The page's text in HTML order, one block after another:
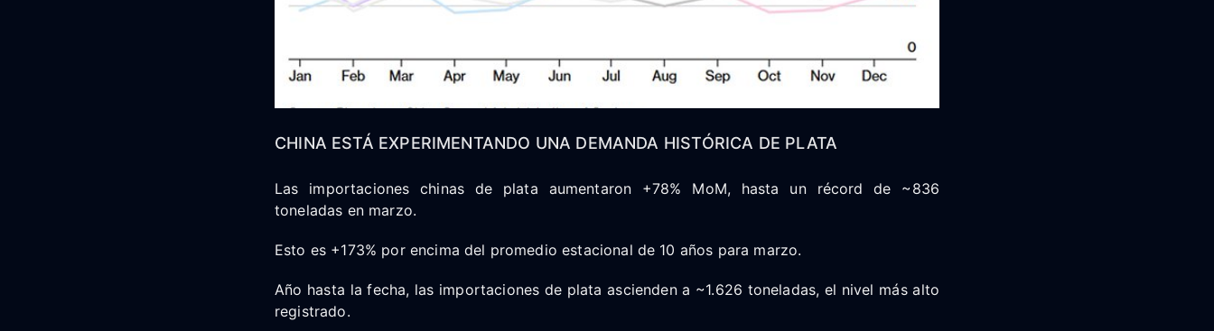
CHINA ESTÁ EXPERIMENTANDO UNA DEMANDA HISTÓRICA DE PLATA
Las importaciones chinas de plata aumentaron +78% MoM, hasta un récord de ~836
toneladas en marzo.
Esto es +173% por encima del promedio estacional de 10 años para marzo.
Año hasta la fecha, las importaciones de plata ascienden a ~1.626 toneladas, el nivel más alto
registrado.